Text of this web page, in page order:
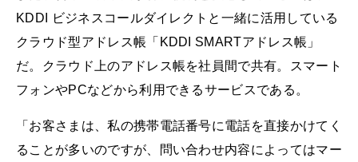
KDDI ビジネスコールダイレクトと一緒に活用している
クラウド型アドレス帳「KDDI SMARTアドレス帳」
だ。クラウド上のアドレス帳を社員間で共有。スマート
フォンやPCなどから利用できるサービスである。
「お客さまは、私の携帯電話番号に電話を直接かけてく
ることが多いのですが、問い合わせ内容によってはマー